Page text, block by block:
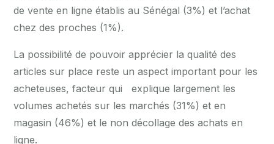
de vente en ligne établis au Sénégal (3%) et l’achat
chez des proches (1%).
La possibilité de pouvoir apprécier la qualité des
articles sur place reste un aspect important pour les
acheteuses, facteur qui explique largement les
volumes achetés sur les marchés (31%) et en
magasin (46%) et le non décollage des achats en
ligne.